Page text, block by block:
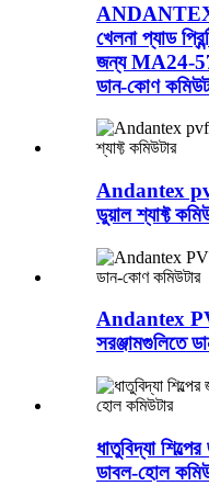
খেলনা প্যাড
জন্য MA24-57
ডান-কোণ
Andantex
ডুয়াল শ্যাফ্ট
Andantex
সরঞ্জামগুলিতে
ধাতুবিদ্যা
ডাবল-হোল